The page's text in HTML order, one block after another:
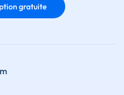
gratuite